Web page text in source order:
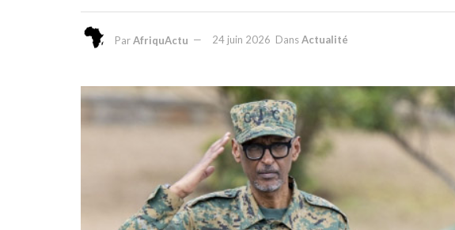
ParAfriquActu 24 juin 2026 DansActualité